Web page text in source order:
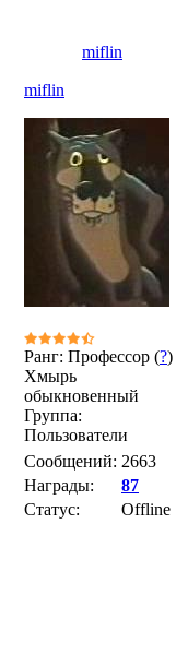
miflin
miflin
Ранг: Профессор (?)
Хмырь
обыкновенный
Группа:
Пользователи
Сообщений: 2663
Награды:
87
Статус:
Offline